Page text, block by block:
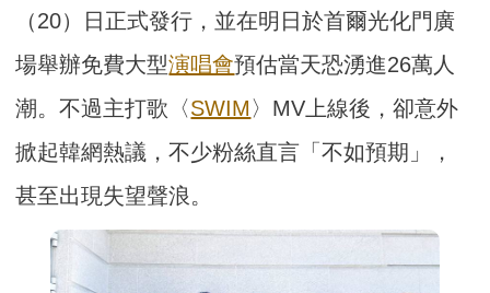
（20）日正式發行，並在明日於首爾光化門廣
場舉辦免費大型演唱會預估當天恐湧進26萬人
潮。不過主打歌〈SWIM 〉MV上線後，卻意外
掀起韓網熱議，不少粉絲直言「不如預期」，
甚至出現失望聲浪。